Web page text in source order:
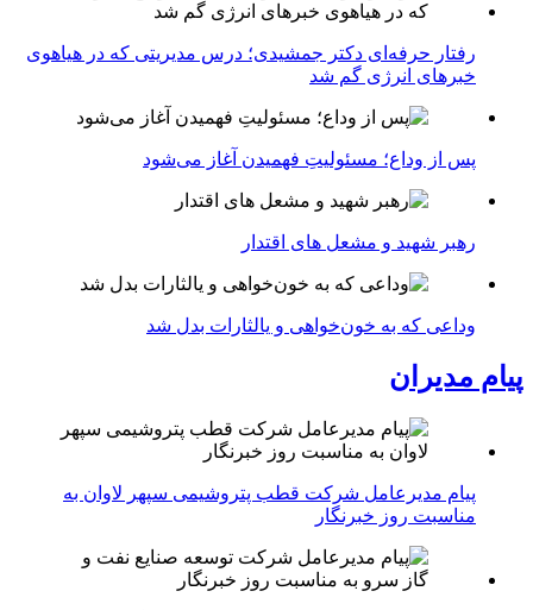
رفتار حرفه‌ای دکتر جمشیدی؛ درس مدیریتی که در هیاهوی
خبرهای انرژی گم شد
پس از وداع؛ مسئولیتِ فهمیدن آغاز می‌شود
رهبر شهید و مشعل های اقتدار
وداعی که به خون‌خواهی و یالثارات بدل شد
پیام مدیران
پیام مدیرعامل شرکت قطب پتروشیمی سپهر لاوان به
مناسبت روز خبرنگار